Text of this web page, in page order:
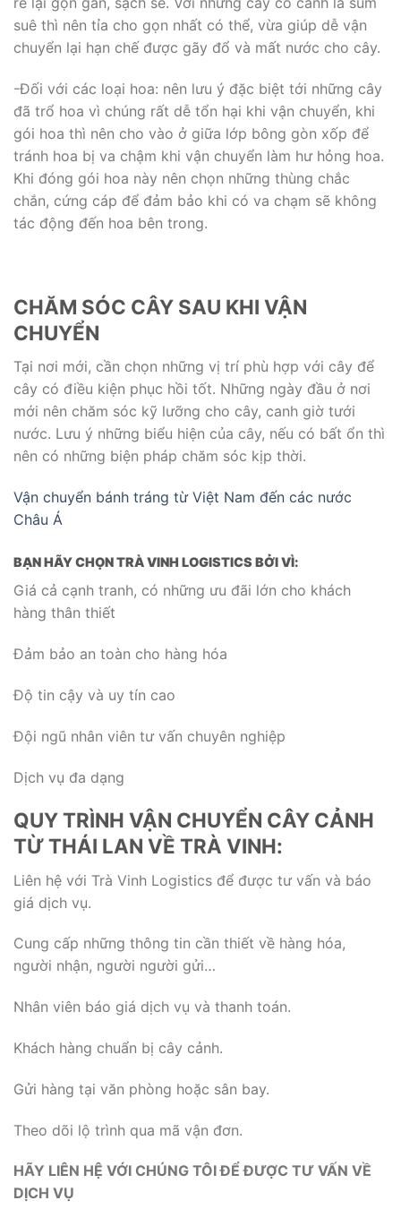
suê thì nên tỉa cho gọn nhất có thể, vừa giúp dễ vận
chuyển lại hạn chế được gãy đổ và mất nước cho cây.
-Đối với các loại hoa: nên lưu ý đặc biệt tới những cây
đã trổ hoa vì chúng rất dễ tổn hại khi vận chuyển, khi
gói hoa thì nên cho vào ở giữa lớp bông gòn xốp để
tránh hoa bị va chậm khi vận chuyển làm hư hỏng hoa.
Khi đóng gói hoa này nên chọn những thùng chắc
chắn, cứng cáp để đảm bảo khi có va chạm sẽ không
tác động đến hoa bên trong.
CHĂM SÓC CÂY SAU KHI VẬN
CHUYỂN
Tại nơi mới, cần chọn những vị trí phù hợp với cây để
cây có điều kiện phục hồi tốt. Những ngày đầu ở nơi
mới nên chăm sóc kỹ lưỡng cho cây, canh giờ tưới
nước. Lưu ý những biểu hiện của cây, nếu có bất ổn thì
nên có những biện pháp chăm sóc kịp thời.
Vận chuyển bánh tráng từ Việt Nam đến các nước
Châu Á
BẠN HÃY CHỌN TRÀ VINH LOGISTICS BỞI VÌ:
Giá cả cạnh tranh, có những ưu đãi lớn cho khách
hàng thân thiết
Đảm bảo an toàn cho hàng hóa
Độ tin cậy và uy tín cao
Đội ngũ nhân viên tư vấn chuyên nghiệp
Dịch vụ đa dạng
QUY TRÌNH VẬN CHUYỂN CÂY CẢNH
TỪ THÁI LAN VỀ TRÀ VINH:
Liên hệ với Trà Vinh Logistics để được tư vấn và báo
giá dịch vụ.
Cung cấp những thông tin cần thiết về hàng hóa,
người nhận, người người gửi…
Nhân viên báo giá dịch vụ và thanh toán.
Khách hàng chuẩn bị cây cảnh.
Gửi hàng tại văn phòng hoặc sân bay.
Theo dõi lộ trình qua mã vận đơn.
HÃY LIÊN HỆ VỚI CHÚNG TÔI ĐỂ ĐƯỢC TƯ VẤN VỀ
DỊCH VỤ